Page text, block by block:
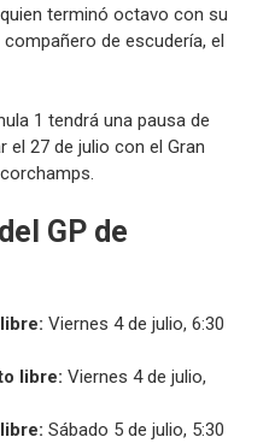
terminó octavo con su
de escudería, el
1 tendrá una pausa de
27 de julio con el Gran
GP de
Viernes 4 de julio, 6:30
libre: Viernes 4 de julio,
Sábado 5 de julio, 5:30